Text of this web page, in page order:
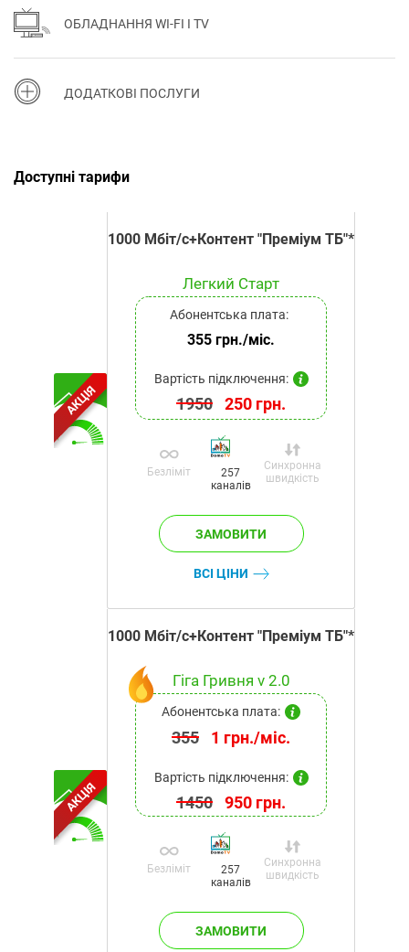
ОБЛАДНАННЯ WI-FI І TV
ДОДАТКОВІ ПОСЛУГИ
Доступні тарифи
АКЦІЯ
1000 Мбіт/с+Контент "Преміум ТБ"*
Легкий Старт
Абонентська плата:
355 грн./міс.
Вартість підключення:
1950 250 грн.
Безліміт
257
каналів
Синхронна
швидкість
ВСІ ЦІНИ
АКЦІЯ
1000 Мбіт/с+Контент "Преміум ТБ"*
Гіга Гривня v 2.0
Абонентська плата:
355 1 грн./міс.
Вартість підключення:
1450 950 грн.
Безліміт
257
каналів
Синхронна
швидкість